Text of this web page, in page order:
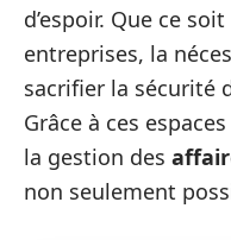
d’espoir. Que ce
entreprises, la
sacrifier la sécurité
Grâce à ces
la gestion des
non seulement